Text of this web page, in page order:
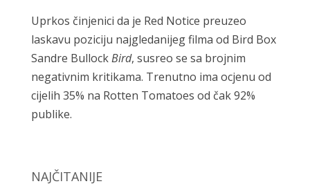
Uprkos činjenici da je Red Notice preuzeo
laskavu poziciju najgledanijeg filma od Bird Box
Sandre BullockBird, susreo se sa brojnim
negativnim kritikama. Trenutno ima ocjenu od
cijelih 35% na Rotten Tomatoes od čak 92%
publike.
NAJČITANIJE